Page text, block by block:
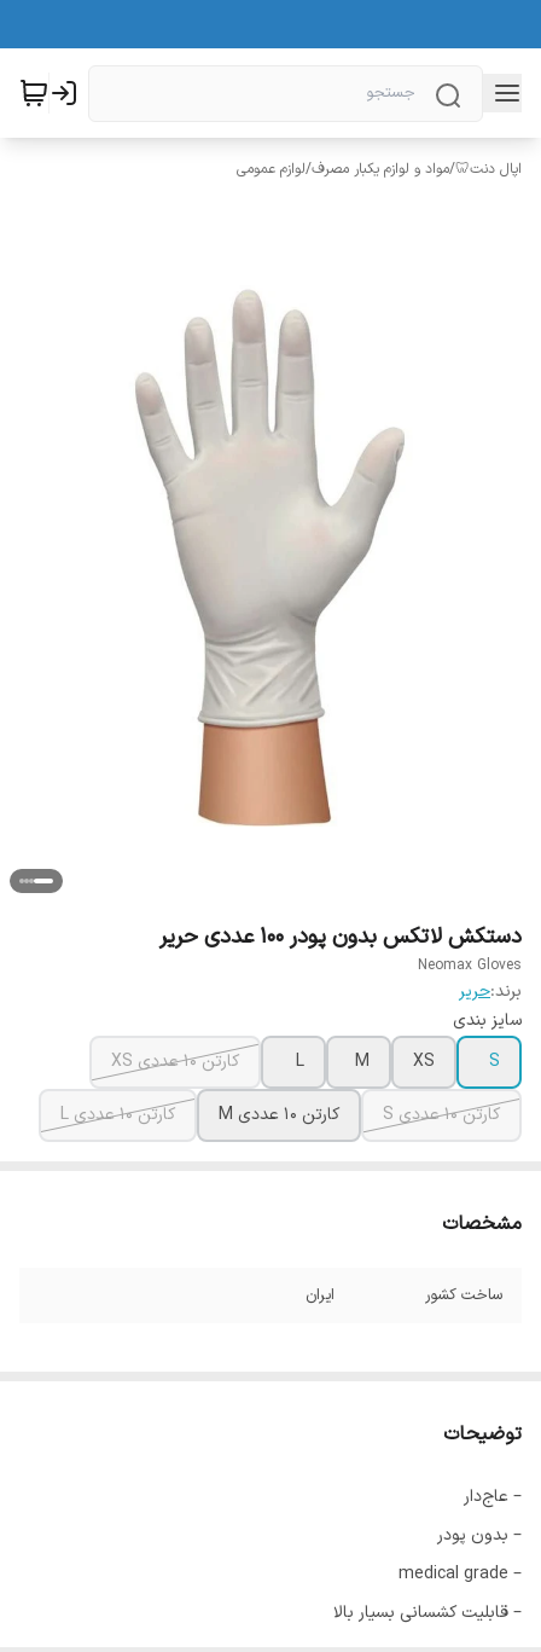
اپال دنت🦷/مواد و لوازم یکبار مصرف/لوازم عمومی
دستکش لاتکس بدون پودر 100 عددی حریر
Neomax Gloves
برند:حریر
سایز بندی
S
XS
M
L کارتن 10 عددی XS
کارتن 10 عددی S کارتن 10 عددی M کارتن 10 عددی L
مشخصات
ساخت کشور ایران
توضیحات
– عاج‌دار
– بدون پودر
– medical grade
– قابلیت کشسانی بسیار بالا